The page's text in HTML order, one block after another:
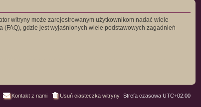
witryny może zarejestrowanym użytkownikom nadać wiele
gdzie jest wyjaśnionych wiele podstawowych zagadnień
Strefa czasowa UTC+02:00
Usuń ciasteczka witryny
Kontakt z nami